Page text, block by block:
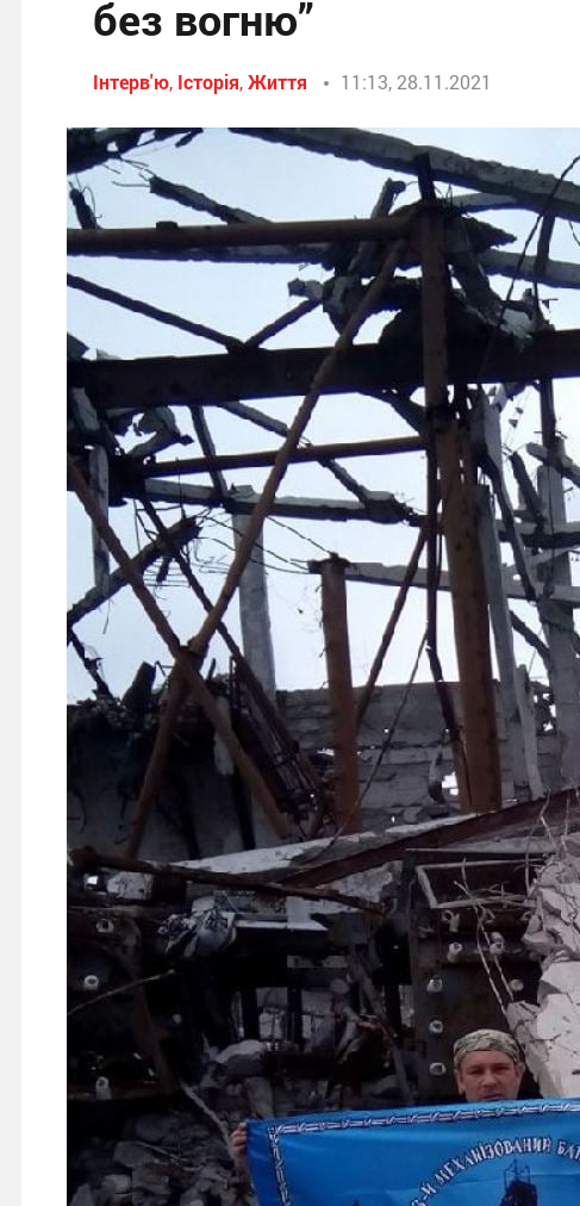
без вогню”
Інтерв'ю, Історія,Життя 11:13, 28.11.2021